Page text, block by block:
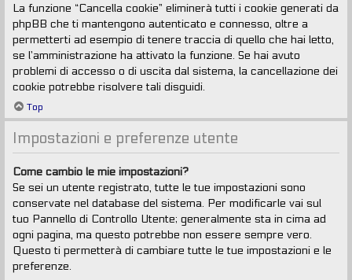
La funzione “Cancella cookie” eliminerà tutti i cookie generati da
phpBB che ti mantengono autenticato e connesso, oltre a
permetterti ad esempio di tenere traccia di quello che hai letto,
se l’amministrazione ha attivato la funzione. Se hai avuto
problemi di accesso o di uscita dal sistema, la cancellazione dei
cookie potrebbe risolvere tali disguidi.
Top
Impostazioni e preferenze utente
Come cambio le mie impostazioni?
Se sei un utente registrato, tutte le tue impostazioni sono
conservate nel database del sistema. Per modificarle vai sul
tuo Pannello di Controllo Utente; generalmente sta in cima ad
ogni pagina, ma questo potrebbe non essere sempre vero.
Questo ti permetterà di cambiare tutte le tue impostazioni e le
preferenze.